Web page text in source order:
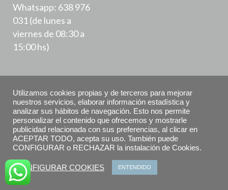
Whatsapp: 638 976
031 (de lunes a
viernes de 08:30 a
15:00 hs)
Política de Privacidad
Aviso Legal
Declaración de accesibilidad
Política de Cookies
Utilizamos cookies propias y de terceros para mejorar
nuestros servicios, elaborar información estadística y
analizar sus hábitos de navegación. Esto nos permite
personalizar el contenido que ofrecemos y mostrarle
publicidad relacionada con sus preferencias, al clicar en
ACEPTAR TODO, acepta su uso. También puede
CONFIGURAR o RECHAZAR la instalación de Cookies.
CONFIGURAR COOKIES ENTENDIDO